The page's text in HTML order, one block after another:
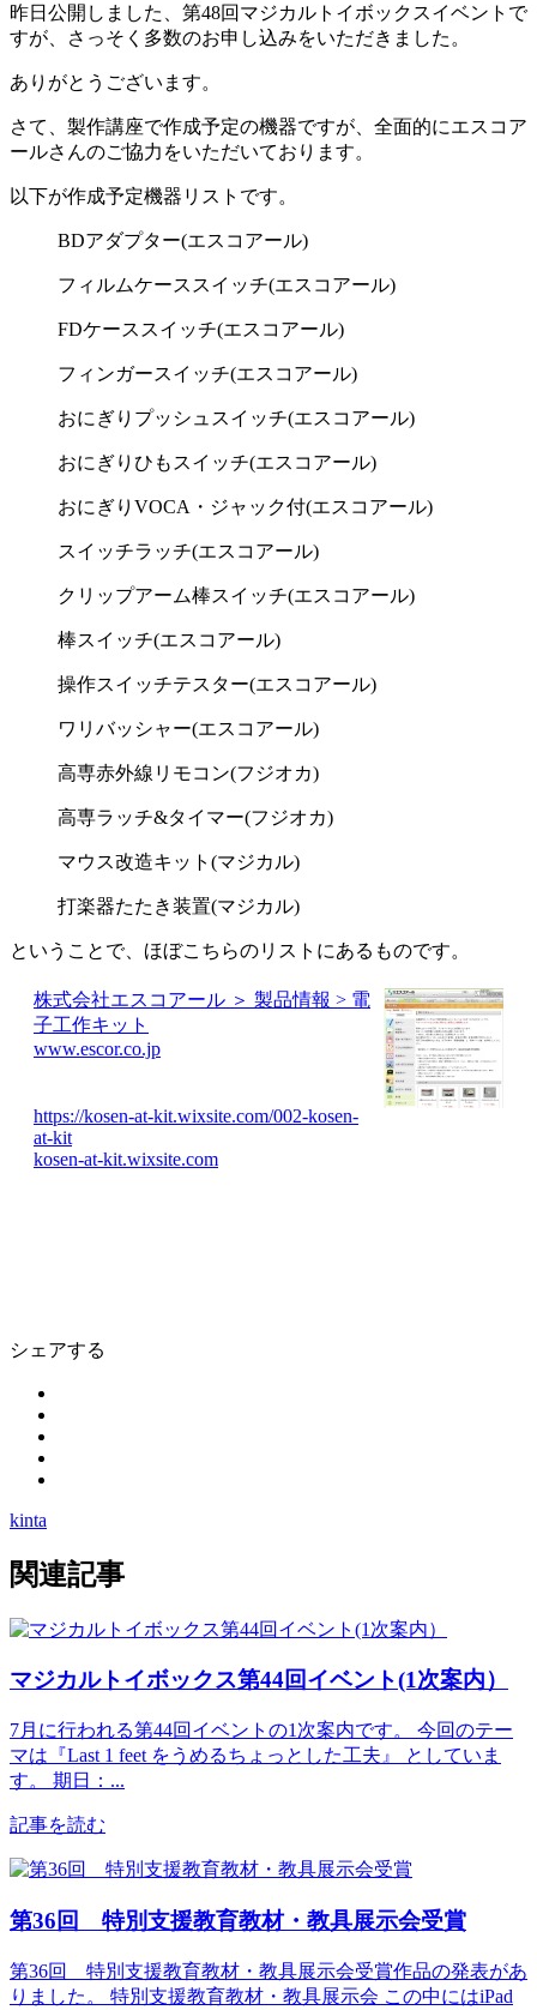
昨日公開しました、第48回マジカルトイボックスイベントで
すが、さっそく多数のお申し込みをいただきました。
ありがとうございます。
さて、製作講座で作成予定の機器ですが、全面的にエスコア
ールさんのご協力をいただいております。
以下が作成予定機器リストです。
BDアダプター(エスコアール)
フィルムケーススイッチ(エスコアール)
FDケーススイッチ(エスコアール)
フィンガースイッチ(エスコアール)
おにぎりプッシュスイッチ(エスコアール)
おにぎりひもスイッチ(エスコアール)
おにぎりVOCA・ジャック付(エスコアール)
スイッチラッチ(エスコアール)
クリップアーム棒スイッチ(エスコアール)
棒スイッチ(エスコアール)
操作スイッチテスター(エスコアール)
ワリバッシャー(エスコアール)
高専赤外線リモコン(フジオカ)
高専ラッチ&タイマー(フジオカ)
マウス改造キット(マジカル)
打楽器たたき装置(マジカル)
ということで、ほぼこちらのリストにあるものです。
株式会社エスコアール ＞ 製品情報 > 電
子工作キット
www.escor.co.jp
https://kosen-at-kit.wixsite.com/002-kosen-
at-kit
kosen-at-kit.wixsite.com
シェアする
kinta
関連記事
マジカルトイボックス第44回イベント(1次案内）
7月に行われる第44回イベントの1次案内です。 今回のテー
マは『Last 1 feet をうめるちょっとした工夫』 としていま
す。 期日：...
記事を読む
第36回 特別支援教育教材・教具展示会受賞
第36回 特別支援教育教材・教具展示会受賞作品の発表があ
りました。 特別支援教育教材・教具展示会 この中にはiPad